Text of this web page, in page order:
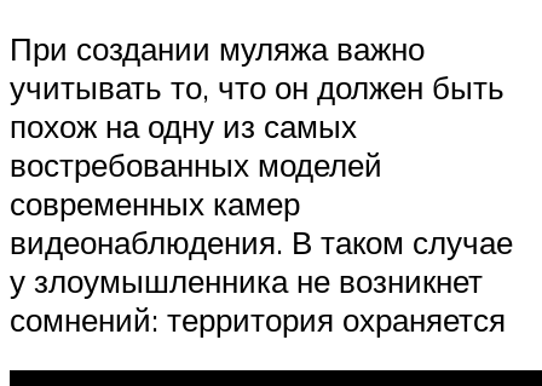
При создании муляжа важно
учитывать то, что он должен быть
похож на одну из самых
востребованных моделей
современных камер
видеонаблюдения. В таком случае
у злоумышленника не возникнет
сомнений: территория охраняется